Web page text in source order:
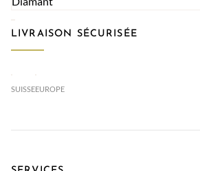
LIVRAISON SÉCURISÉE
SUISSEEUROPE